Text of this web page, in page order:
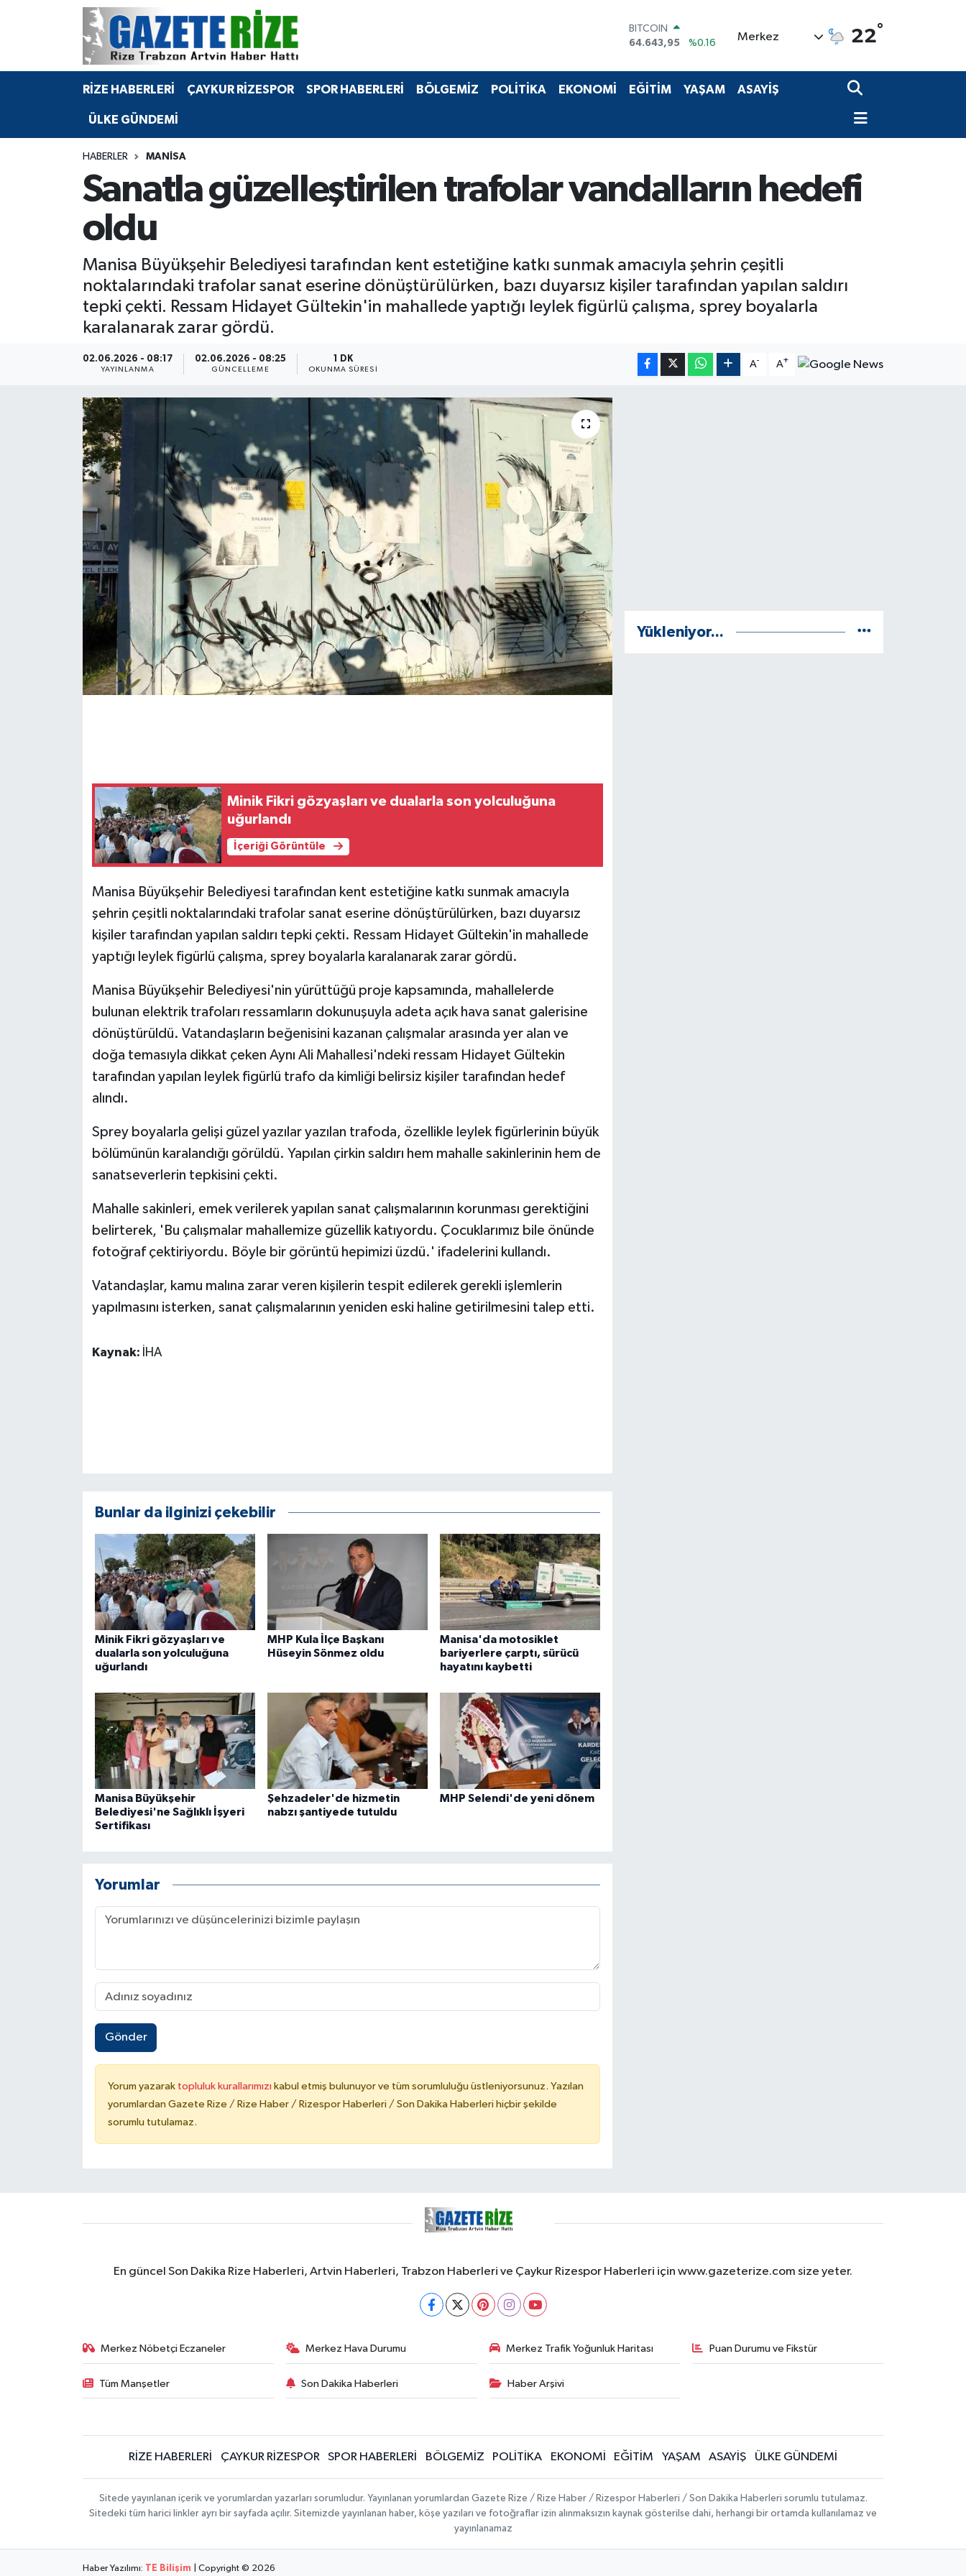
64.643,95
DOLAR
EURO
55,0406
%-0.08
6500.87
%0.12
Merkez 22°
RİZE HABERLERİ ÇAYKUR RİZESPOR SPOR HABERLERİ BÖLGEMİZ POLİTİKA EKONOMİ EĞİTİM YAŞAM ASAYİŞ
ÜLKE GÜNDEMİ
HABERLER MANISA
Sanatla güzelleştirilen trafolar vandalların hedefi
oldu
Manisa Büyükşehir Belediyesi tarafından kent estetiğine katkı sunmak amacıyla şehrin çeşitli
noktalarındaki trafolar sanat eserine dönüştürülürken, bazı duyarsız kişiler tarafından yapılan saldırı
tepki çekti. Ressam Hidayet Gültekin'in mahallede yaptığı leylek figürlü çalışma, sprey boyalarla
karalanarak zarar gördü.
02.06.2026 - 08:17
YAYINLANMA
02.06.2026 - 08:25
GÜNCELLEME
1 DK
OKUNMA SÜRESI
A- A+
Minik Fikri gözyaşları ve dualarla son yolculuğuna
uğurlandı
İçeriği Görüntüle
Manisa Büyükşehir Belediyesi tarafından kent estetiğine katkı sunmak amacıyla
şehrin çeşitli noktalarındaki trafolar sanat eserine dönüştürülürken, bazı duyarsız
kişiler tarafından yapılan saldırı tepki çekti. Ressam Hidayet Gültekin'in mahallede
yaptığı leylek figürlü çalışma, sprey boyalarla karalanarak zarar gördü.
Manisa Büyükşehir Belediyesi'nin yürüttüğü proje kapsamında, mahallelerde
bulunan elektrik trafoları ressamların dokunuşuyla adeta açık hava sanat galerisine
dönüştürüldü. Vatandaşların beğenisini kazanan çalışmalar arasında yer alan ve
doğa temasıyla dikkat çeken Aynı Ali Mahallesi'ndeki ressam Hidayet Gültekin
tarafından yapılan leylek figürlü trafo da kimliği belirsiz kişiler tarafından hedef
alındı.
Sprey boyalarla gelişi güzel yazılar yazılan trafoda, özellikle leylek figürlerinin büyük
bölümünün karalandığı görüldü. Yapılan çirkin saldırı hem mahalle sakinlerinin hem de
sanatseverlerin tepkisini çekti.
Mahalle sakinleri, emek verilerek yapılan sanat çalışmalarının korunması gerektiğini
belirterek, 'Bu çalışmalar mahallemize güzellik katıyordu. Çocuklarımız bile önünde
fotoğraf çektiriyordu. Böyle bir görüntü hepimizi üzdü.' ifadelerini kullandı.
Vatandaşlar, kamu malına zarar veren kişilerin tespit edilerek gerekli işlemlerin
yapılmasını isterken, sanat çalışmalarının yeniden eski haline getirilmesini talep etti.
Kaynak: İHA
Bunlar da ilginizi çekebilir
Minik Fikri gözyaşları ve
dualarla son yolculuğuna
uğurlandı
MHP Kula İlçe Başkanı
Hüseyin Sönmez oldu
Manisa'da motosiklet
bariyerlere çarptı, sürücü
hayatını kaybetti
Manisa Büyükşehir
Belediyesi'ne Sağlıklı İşyeri
Sertifikası
Şehzadeler'de hizmetin
nabzı şantiyede tutuldu
MHP Selendi'de yeni dönem
Yorumlar
Gönder
Yorum yazarak topluluk kurallarımızı kabul etmiş bulunuyor ve tüm sorumluluğu üstleniyorsunuz. Yazılan
yorumlardan Gazete Rize / Rize Haber / Rizespor Haberleri / Son Dakika Haberleri hiçbir şekilde
sorumlu tutulamaz.
Yükleniyor...
En güncel Son Dakika Rize Haberleri, Artvin Haberleri, Trabzon Haberleri ve Çaykur Rizespor Haberleri için www.gazeterize.com size yeter.
Merkez Nöbetçi Eczaneler Merkez Hava Durumu Merkez Trafik Yoğunluk Haritası Puan Durumu ve Fikstür
Tüm Manşetler Son Dakika Haberleri Haber Arşivi
RİZE HABERLERİ ÇAYKUR RİZESPOR SPOR HABERLERİ BÖLGEMİZ POLİTİKA EKONOMİ EĞİTİM YAŞAM ASAYİŞ ÜLKE GÜNDEMİ
Sitede yayınlanan içerik ve yorumlardan yazarları sorumludur. Yayınlanan yorumlardan Gazete Rize / Rize Haber / Rizespor Haberleri / Son Dakika Haberleri sorumlu tutulamaz.
Sitedeki tüm harici linkler ayrı bir sayfada açılır. Sitemizde yayınlanan haber, köşe yazıları ve fotoğraflar izin alınmaksızın kaynak gösterilse dahi, herhangi bir ortamda kullanılamaz ve
yayınlanamaz
Haber Yazılımı: TE Bilişim | Copyright © 2026
BÖLGEMİZ
Bilim Teknoloji
Advertising news
Canlı Maç
EĞİTİM
EKONOMİ
English News
Flaş Haber
HABERDE İNSAN
İş Dünyası
Jandarma
MAGAZİN
POLİTİKA
TEKNOLOJİ
ÜLKE GÜNDEMİ
Merkez Nöbetçi Eczaneler
Merkez Hava Durumu
Merkez Trafik Yoğunluk Haritası
Tüm Manşetler
Son Dakika Haberleri
Haber Arşivi